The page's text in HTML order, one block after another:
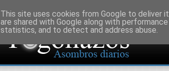
This site uses cookies from Google to deliver
are shared with Google along with
statistics, and to detect and address abuse.